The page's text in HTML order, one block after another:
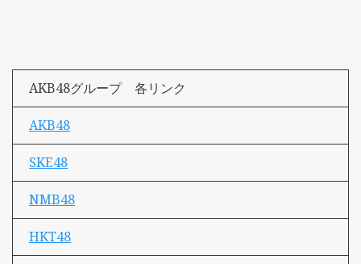
AKB48グループ 各リンク
AKB48
SKE48
NMB48
HKT48